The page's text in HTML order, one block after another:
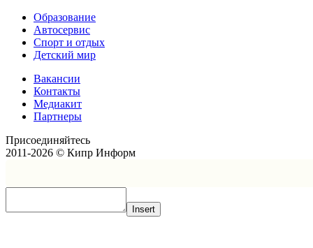
Образование
Автосервис
Спорт и отдых
Детский мир
Вакансии
Контакты
Медиакит
Партнеры
Присоединяйтесь
2011-2026 © Кипр Информ
Insert